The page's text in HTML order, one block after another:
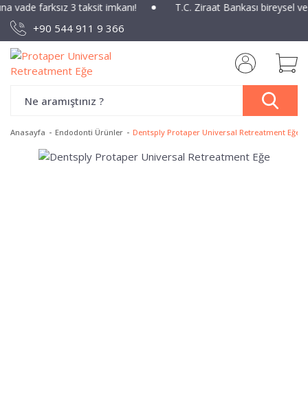
vade farksız 3 taksit imkanı! T.C. Ziraat Bankası bireysel
+90 544 911 9 366
Anasayfa Endodonti Ürünler Dentsply Protaper Universal Retreatment Eğe